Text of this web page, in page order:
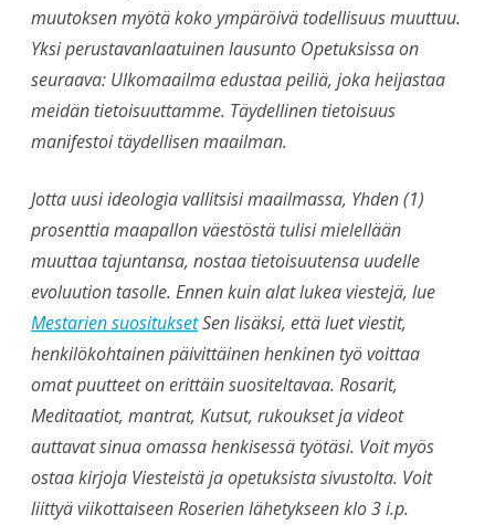
muutoksen myötä koko ympäröivä todellisuus muuttuu.
Yksi perustavanlaatuinen lausunto Opetuksissa on
seuraava: Ulkomaailma edustaa peiliä, joka heijastaa
meidän tietoisuuttamme. Täydellinen tietoisuus
manifestoi täydellisen maailman.
Jotta uusi ideologia vallitsisi maailmassa, Yhden (1)
prosenttia maapallon väestöstä tulisi mielellään
muuttaa tajuntansa, nostaa tietoisuutensa uudelle
evoluution tasolle. Ennen kuin alat lukea viestejä, lue
Mestarien suosituksetSen lisäksi, että luet viestit,
henkilökohtainen päivittäinen henkinen työ voittaa
omat puutteet on erittäin suositeltavaa. Rosarit,
Meditaatiot, mantrat, Kutsut, rukoukset ja videot
auttavat sinua omassa henkisessä työtäsi. Voit myös
ostaa kirjoja Viesteistä ja opetuksista sivustolta. Voit
liittyä viikottaiseen Roserien lähetykseen klo 3 i.p.